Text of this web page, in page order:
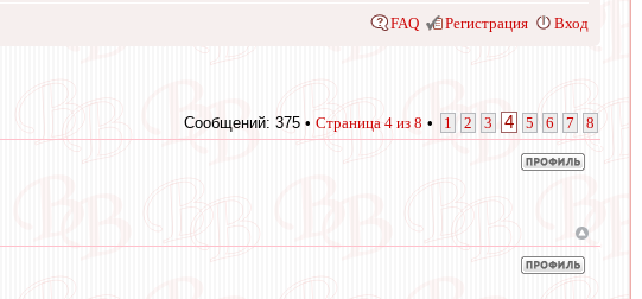
FAQ Регистрация Вход
Сообщений: 375 • Страница 4 из 8 • 1 2 3 4 5 6 7 8